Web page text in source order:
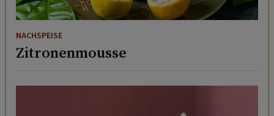
NACHSPEISE
Zitronenmousse